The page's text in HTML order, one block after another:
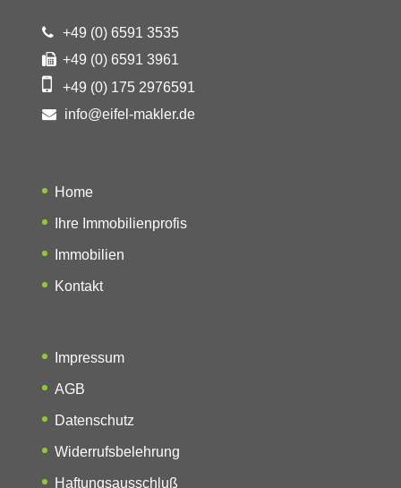
+49 (0) 6591 3535
+49 (0) 6591 3961
+49 (0) 175 2976591
info@eifel-makler.de
Home
Ihre Immobilienprofis
Immobilien
Kontakt
Impressum
AGB
Datenschutz
Widerrufsbelehrung
Haftungsausschluß